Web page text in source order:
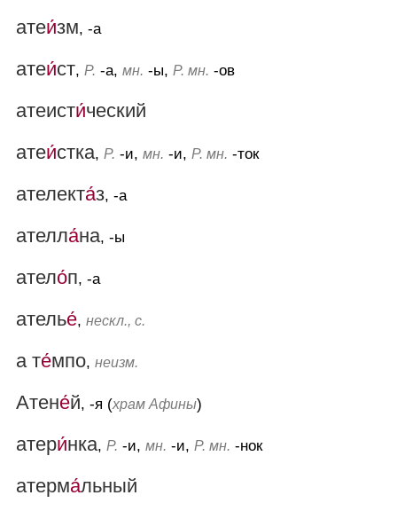
атеи́зм, -а
атеи́ст, Р. -а, мн. -ы, Р. мн. -ов
атеисти́ческий
атеи́стка, Р. -и, мн. -и, Р. мн. -ток
ателекта́з, -а
ателла́на, -ы
атело́п, -а
ателье́, нескл., с.
а те́мпо, неизм.
Атене́й, -я (храм Афины)
атери́нка, Р. -и, мн. -и, Р. мн. -нок
атерма́льный